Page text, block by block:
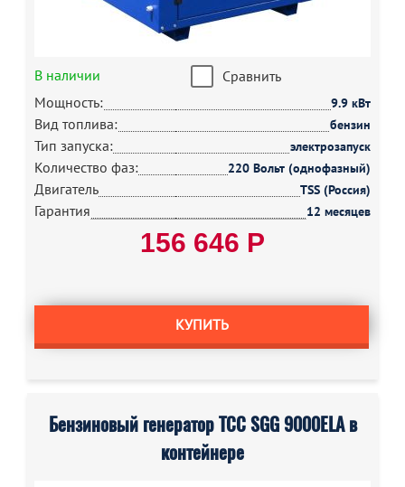
В наличии
Сравнить
Мощность:
9.9 кВт
Вид топлива: бензин
Тип запуска: электрозапуск
Количество фаз: 220 Вольт (однофазный)
Двигатель TSS (Россия)
Гарантия 12 месяцев
156 646 Р
КУПИТЬ
Бензиновый генератор ТСС SGG 9000ELA в
контейнере